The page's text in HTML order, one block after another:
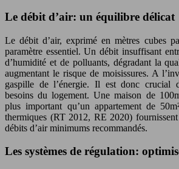
Le débit d’air: un équilibre délicat
Le débit d’air, exprimé en mètres cubes
paramètre essentiel. Un débit insuffisant
d’humidité et de polluants, dégradant la
augmentant le risque de moisissures. A
gaspille de l’énergie. Il est donc crucial
besoins du logement. Une maison de
plus important qu’un appartement de
thermiques (RT 2012, RE 2020)
débits d’air minimums recommandés.
Les systèmes de régulation: